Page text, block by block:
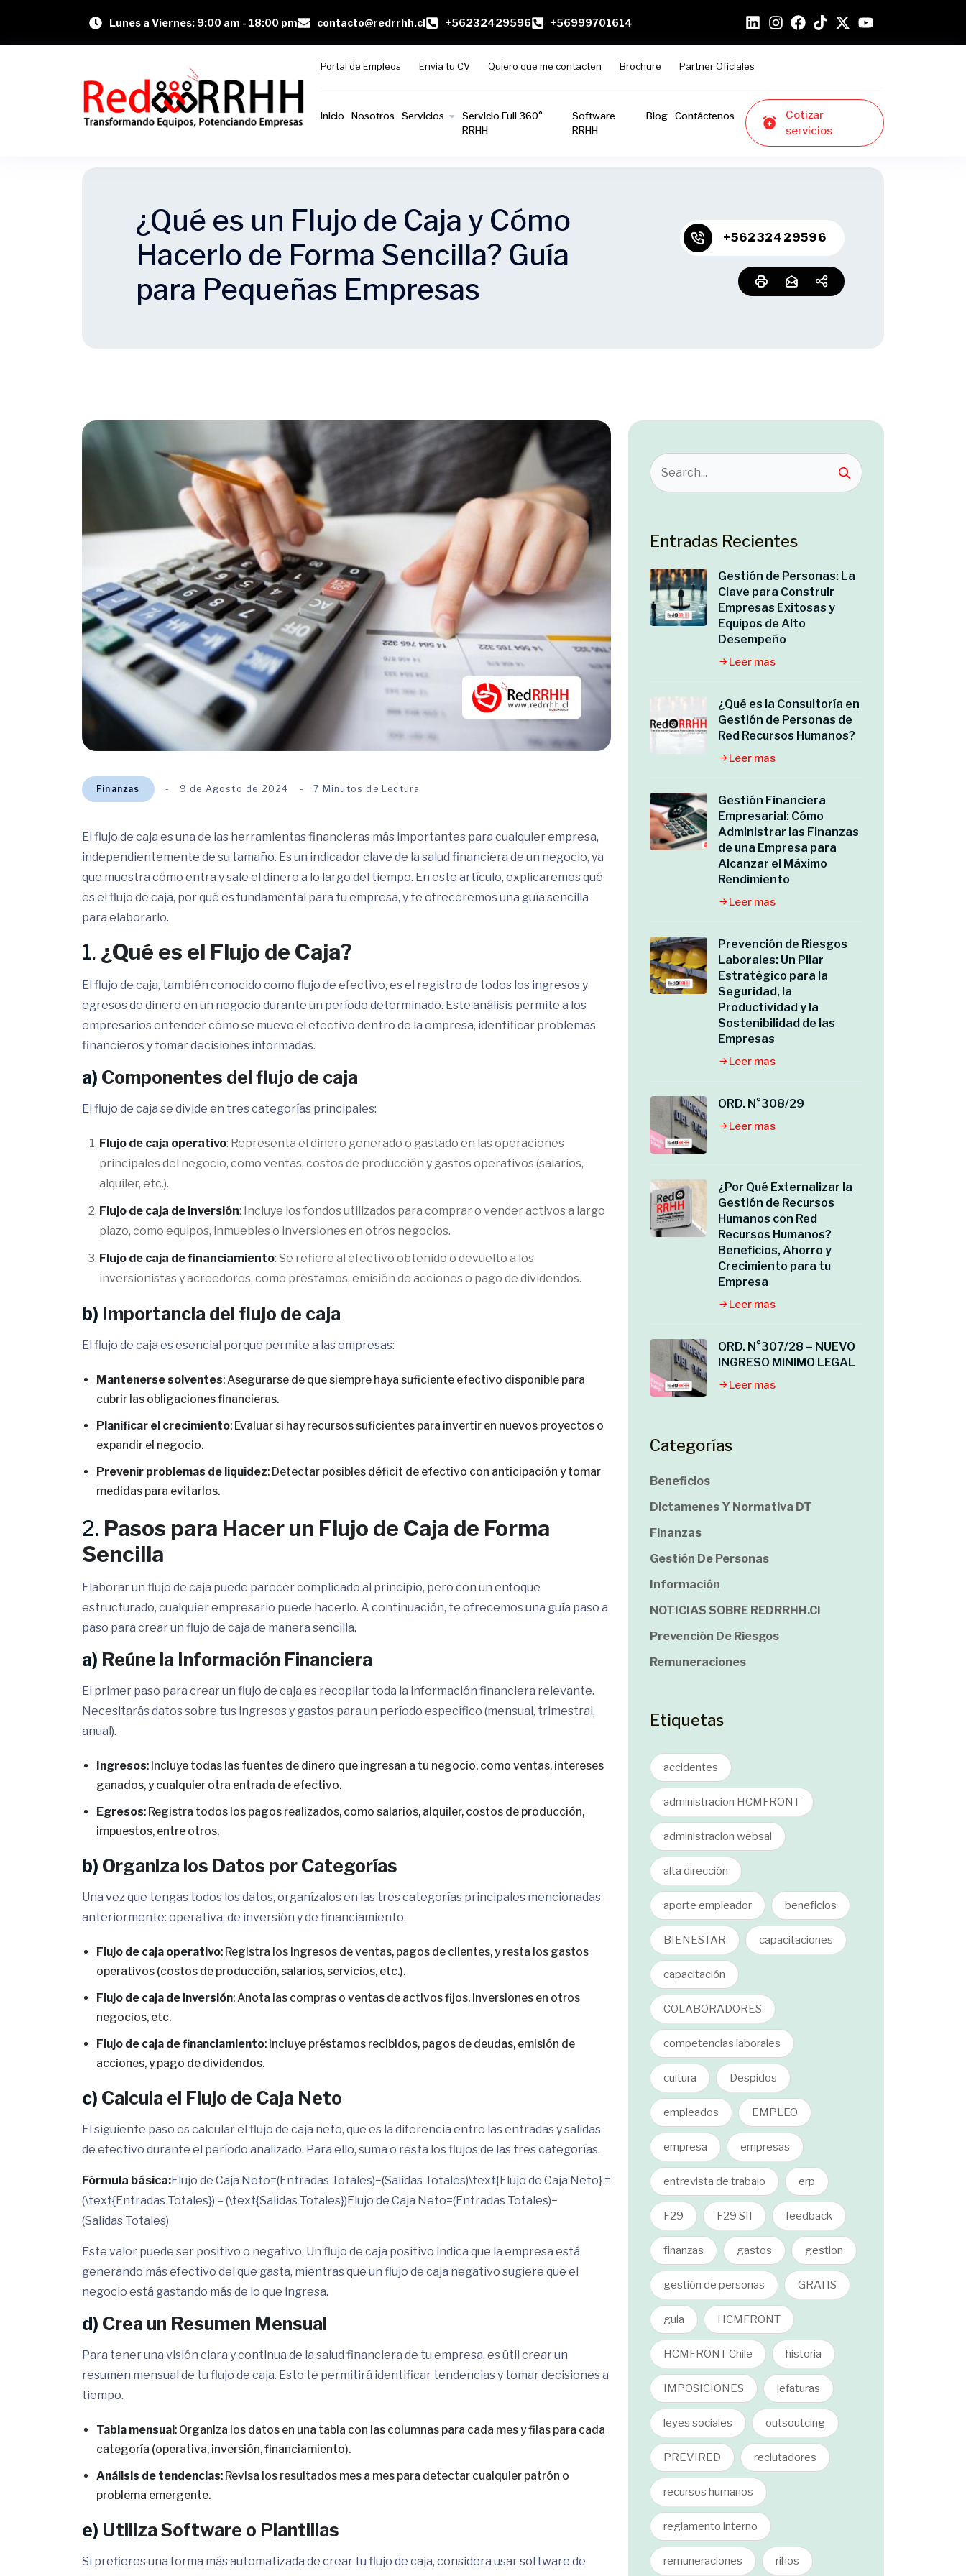
Lunes a Viernes: 9:00 am - 18:00 pm contacto@redrrhh.cl +56232429596 +56999701614
Portal de Empleos Envia tu CV Quiero que me contacten Brochure Partner Oficiales
Inicio Nosotros Servicios
Servicio Full 360°
RRHH
Software
RRHH
Blog Contáctenos
Cotizar
servicios
¿Qué es un Flujo de Caja y Cómo
Hacerlo de Forma Sencilla? Guía
para Pequeñas Empresas
+56232429596
Finanzas 9 de Agosto de 2024 7 Minutos de Lectura
El flujo de caja es una de las herramientas financieras más importantes para cualquier empresa,
independientemente de su tamaño. Es un indicador clave de la salud financiera de un negocio, ya
que muestra cómo entra y sale el dinero a lo largo del tiempo. En este artículo, explicaremos qué
es el flujo de caja, por qué es fundamental para tu empresa, y te ofreceremos una guía sencilla
para elaborarlo.
1. ¿Qué es el Flujo de Caja?
El flujo de caja, también conocido como flujo de efectivo, es el registro de todos los ingresos y
egresos de dinero en un negocio durante un período determinado. Este análisis permite a los
empresarios entender cómo se mueve el efectivo dentro de la empresa, identificar problemas
financieros y tomar decisiones informadas.
a) Componentes del flujo de caja
El flujo de caja se divide en tres categorías principales:
Flujo de caja operativo: Representa el dinero generado o gastado en las operaciones
principales del negocio, como ventas, costos de producción y gastos operativos (salarios,
alquiler, etc.).
Flujo de caja de inversión: Incluye los fondos utilizados para comprar o vender activos a largo
plazo, como equipos, inmuebles o inversiones en otros negocios.
Flujo de caja de financiamiento: Se refiere al efectivo obtenido o devuelto a los
inversionistas y acreedores, como préstamos, emisión de acciones o pago de dividendos.
b) Importancia del flujo de caja
El flujo de caja es esencial porque permite a las empresas:
Mantenerse solventes: Asegurarse de que siempre haya suficiente efectivo disponible para
cubrir las obligaciones financieras.
Planificar el crecimiento: Evaluar si hay recursos suficientes para invertir en nuevos proyectos o
expandir el negocio.
Prevenir problemas de liquidez: Detectar posibles déficit de efectivo con anticipación y tomar
medidas para evitarlos.
2. Pasos para Hacer un Flujo de Caja de Forma
Sencilla
Elaborar un flujo de caja puede parecer complicado al principio, pero con un enfoque
estructurado, cualquier empresario puede hacerlo. A continuación, te ofrecemos una guía paso a
paso para crear un flujo de caja de manera sencilla.
a) Reúne la Información Financiera
El primer paso para crear un flujo de caja es recopilar toda la información financiera relevante.
Necesitarás datos sobre tus ingresos y gastos para un período específico (mensual, trimestral,
anual).
Ingresos: Incluye todas las fuentes de dinero que ingresan a tu negocio, como ventas, intereses
ganados, y cualquier otra entrada de efectivo.
Egresos: Registra todos los pagos realizados, como salarios, alquiler, costos de producción,
impuestos, entre otros.
b) Organiza los Datos por Categorías
Una vez que tengas todos los datos, organízalos en las tres categorías principales mencionadas
anteriormente: operativa, de inversión y de financiamiento.
Flujo de caja operativo: Registra los ingresos de ventas, pagos de clientes, y resta los gastos
operativos (costos de producción, salarios, servicios, etc.).
Flujo de caja de inversión: Anota las compras o ventas de activos fijos, inversiones en otros
negocios, etc.
Flujo de caja de financiamiento: Incluye préstamos recibidos, pagos de deudas, emisión de
acciones, y pago de dividendos.
c) Calcula el Flujo de Caja Neto
El siguiente paso es calcular el flujo de caja neto, que es la diferencia entre las entradas y salidas
de efectivo durante el período analizado. Para ello, suma o resta los flujos de las tres categorías.
Fórmula básica:Flujo de Caja Neto=(Entradas Totales)−(Salidas Totales)\text{Flujo de Caja Neto} =
(\text{Entradas Totales}) – (\text{Salidas Totales})Flujo de Caja Neto=(Entradas Totales)−
(Salidas Totales)
Este valor puede ser positivo o negativo. Un flujo de caja positivo indica que la empresa está
generando más efectivo del que gasta, mientras que un flujo de caja negativo sugiere que el
negocio está gastando más de lo que ingresa.
d) Crea un Resumen Mensual
Para tener una visión clara y continua de la salud financiera de tu empresa, es útil crear un
resumen mensual de tu flujo de caja. Esto te permitirá identificar tendencias y tomar decisiones a
tiempo.
Tabla mensual: Organiza los datos en una tabla con las columnas para cada mes y filas para cada
categoría (operativa, inversión, financiamiento).
Análisis de tendencias: Revisa los resultados mes a mes para detectar cualquier patrón o
problema emergente.
e) Utiliza Software o Plantillas
Si prefieres una forma más automatizada de crear tu flujo de caja, considera usar software de
Entradas Recientes
Gestión de Personas: La
Clave para Construir
Empresas Exitosas y
Equipos de Alto
Desempeño
Leer mas
¿Qué es la Consultoría en
Gestión de Personas de
Red Recursos Humanos?
Leer mas
Gestión Financiera
Empresarial: Cómo
Administrar las Finanzas
de una Empresa para
Alcanzar el Máximo
Rendimiento
Leer mas
Prevención de Riesgos
Laborales: Un Pilar
Estratégico para la
Seguridad, la
Productividad y la
Sostenibilidad de las
Empresas
Leer mas
ORD. N°308/29
Leer mas
¿Por Qué Externalizar la
Gestión de Recursos
Humanos con Red
Recursos Humanos?
Beneficios, Ahorro y
Crecimiento para tu
Empresa
Leer mas
ORD. N°307/28 – NUEVO
INGRESO MINIMO LEGAL
Leer mas
Categorías
Beneficios
Dictamenes Y Normativa DT
Finanzas
Gestión De Personas
Información
NOTICIAS SOBRE REDRRHH.cl
Prevención De Riesgos
Remuneraciones
Etiquetas
accidentes
administracion HCMFRONT
administracion websal
alta dirección
aporte empleador beneficios
BIENESTAR capacitaciones
capacitación
COLABORADORES
competencias laborales
cultura Despidos
empleados EMPLEO
empresa empresas
entrevista de trabajo erp
F29 F29 SII feedback
finanzas gastos gestion
gestión de personas GRATIS
guia HCMFRONT
HCMFRONT Chile historia
IMPOSICIONES jefaturas
leyes sociales outsoutcing
PREVIRED reclutadores
recursos humanos
reglamento interno
remuneraciones rihos